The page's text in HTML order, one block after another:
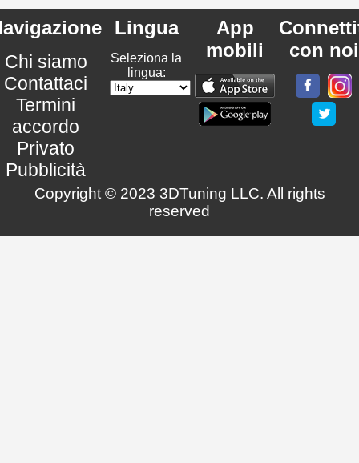
Chi siamo
Contattaci
Termini
accordo
Privato
Pubblicità
Lingua
Seleziona la
lingua:
App
mobili
con noi
Copyright © 2023 3DTuning LLC. All rights
reserved